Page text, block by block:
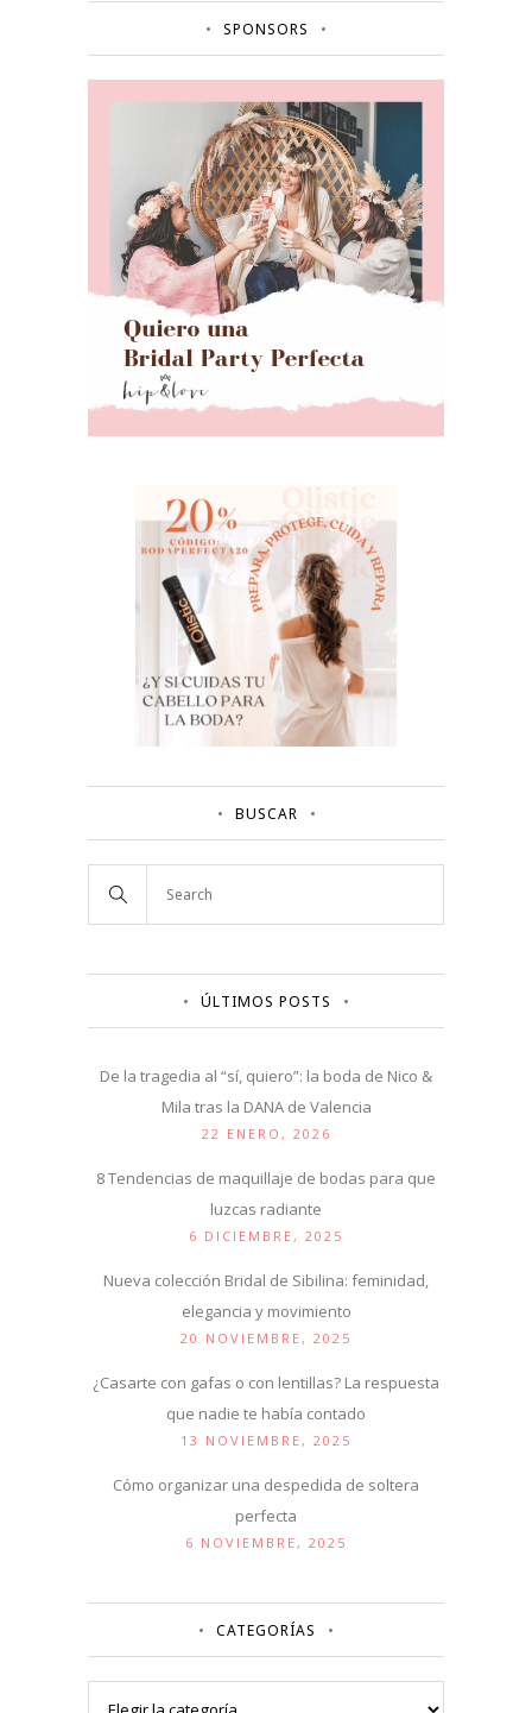
SPONSORS
BUSCAR
ÚLTIMOS POSTS
De la tragedia al “sí, quiero”: la boda de Nico &
Mila tras la DANA de Valencia
22 ENERO, 2026
8 Tendencias de maquillaje de bodas para que
luzcas radiante
6 DICIEMBRE, 2025
Nueva colección Bridal de Sibilina: feminidad,
elegancia y movimiento
20 NOVIEMBRE, 2025
¿Casarte con gafas o con lentillas? La respuesta
que nadie te había contado
13 NOVIEMBRE, 2025
Cómo organizar una despedida de soltera
perfecta
6 NOVIEMBRE, 2025
CATEGORÍAS